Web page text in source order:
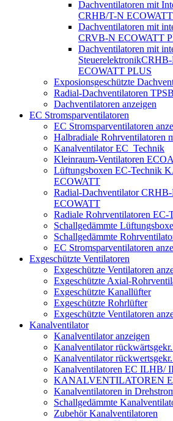
Dachventilatoren mit
CRHB/T-N
Dachventilatoren mit
CRVB-N ECOWATT
Dachventilatoren mit
ECOWATT PLUS
Exposionsgeschützte
Radial-Dachventilatoren TPSB
Dachventilatoren anzeigen
EC Stromsparventilatoren
EC Stromsparventilatoren
Halbradiale Rohrventilatoren
Kanalventilator EC_Technik
Kleinraum-Ventilatoren
Lüftungsboxen EC-Technik
ECOWATT
Radial-Dachventilator
ECOWATT
Radiale Rohrventilatoren EC-
Schallgedämmte
Schallgedämmte
EC Stromsparventilatoren
Exgeschützte Ventilatoren
Exgeschützte Ventilatoren
Exgeschützte Axial-
Exgeschützte Kanallüfter
Exgeschützte Rohrlüfter
Exgeschützte Ventilatoren
Kanalventilator
Kanalventilator anzeigen
Kanalventilator
Kanalventilator
Kanalventilatoren EC ILHB/
KANALVENTILATOREN
Kanalventilatoren in
Schallgedämmte
Zubehör Kanalventilatoren